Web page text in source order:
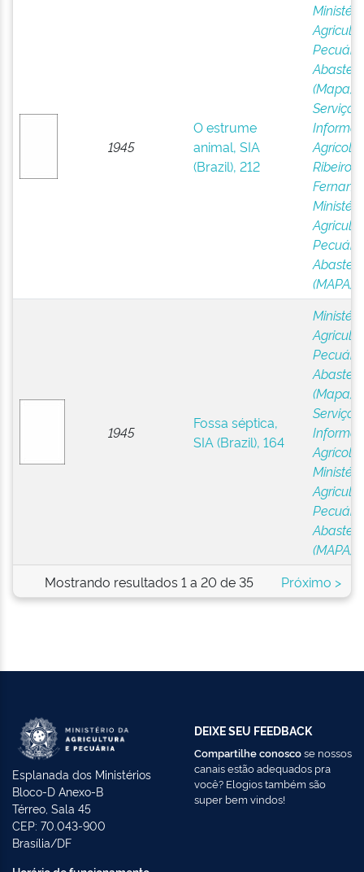
1945
O estrume
animal, SIA
(Brazil), 212
(Mapa)
Serviço
Agrícola,
Ribeiro,
(MAPA)
1945
Fossa séptica,
SIA (Brazil), 164
(Mapa)
Serviço
Agrícola,
(MAPA)
Mostrando resultados 1 a 20 de 35
Próximo >
Esplanada dos Ministérios
Bloco-D Anexo-B
Térreo, Sala 45
CEP: 70.043-900
Brasília/DF
DEIXE SEU FEEDBACK
Compartilhe conoscose nossos
canais estão adequados pra
você? Elogios também são
super bem vindos!